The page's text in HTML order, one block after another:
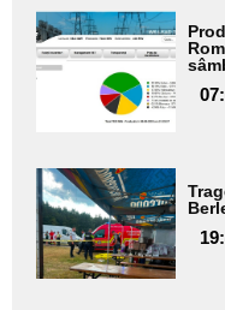
Adaugă
aici textul
pentru
subtitlu
Adaugă
aici textul
pentru
subtitlu